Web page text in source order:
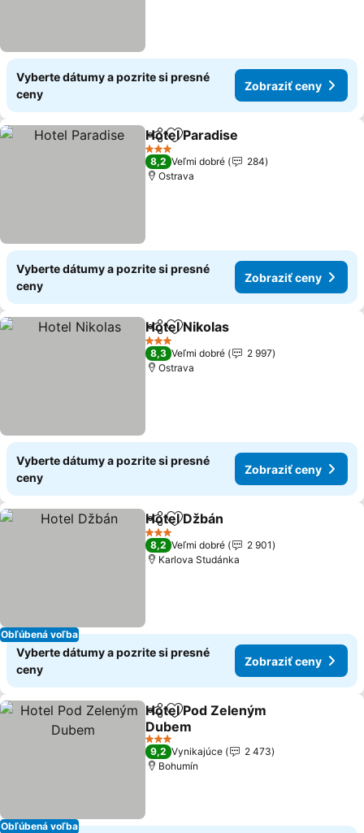
Vyberte dátumy a pozrite si presné
ceny
Zobraziť ceny
ZdieľaťPridať do obľúbených
Hotel Paradise
3 Počet hviezdičiek
8,2 Veľmi dobré
284
Ostrava
Vyberte dátumy a pozrite si presné
ceny
Zobraziť ceny
ZdieľaťPridať do obľúbených
Hotel Nikolas
3 Počet hviezdičiek
8,3 Veľmi dobré
2 997
Ostrava
Vyberte dátumy a pozrite si presné
ceny
Zobraziť ceny
Obľúbená voľba
ZdieľaťPridať do obľúbených
Hotel Džbán
3 Počet hviezdičiek
8,2 Veľmi dobré
2 901
Karlova Studánka
Vyberte dátumy a pozrite si presné
ceny
Zobraziť ceny
Obľúbená voľba
ZdieľaťPridať do obľúbených
Hotel Pod Zeleným
Dubem
3 Počet hviezdičiek
9,2 Vynikajúce
2 473
Bohumín